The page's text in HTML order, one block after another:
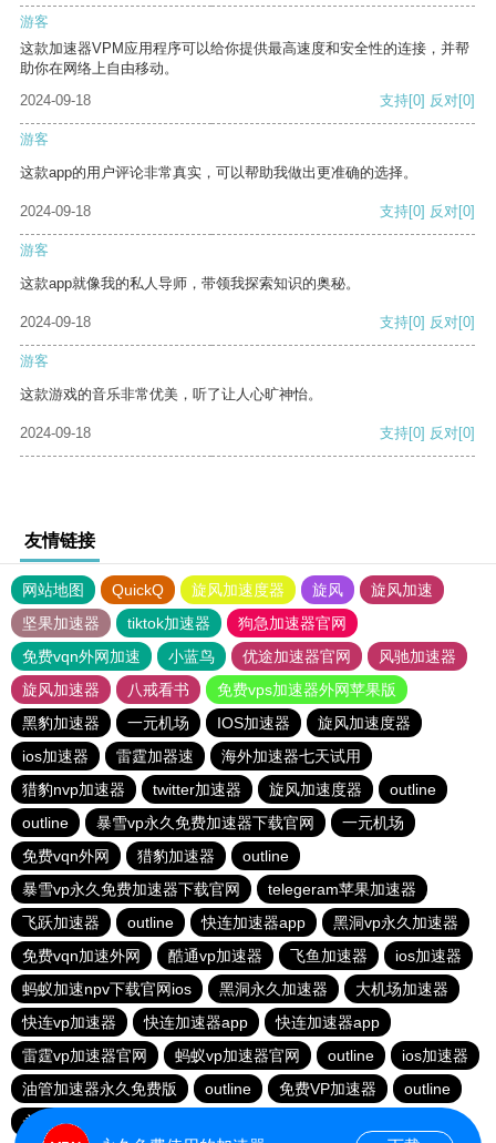
游客
这款加速器VPM应用程序可以给你提供最高速度和安全性的连接，并帮
助你在网络上自由移动。
2024-09-18
支持[0] 反对[0]
游客
这款app的用户评论非常真实，可以帮助我做出更准确的选择。
2024-09-18 支持[0] 反对[0]
游客
这款app就像我的私人导师，带领我探索知识的奥秘。
2024-09-18 支持[0] 反对[0]
游客
这款游戏的音乐非常优美，听了让人心旷神怡。
2024-09-18 支持[0] 反对[0]
友情链接
网站地图 QuickQ 旋风加速度器 旋风
旋风加速
坚果加速器
tiktok加速器
狗急加速器官网
免费vqn外网加速
小蓝鸟 优途加速器官网
风驰加速器
旋风加速器
八戒看书
免费vps加速器外网苹果版
黑豹加速器
一元机场 IOS加速器
旋风加速度器
ios加速器
雷霆加器速
海外加速器七天试用
猎豹nvp加速器
twitter加速器 旋风加速度器
outline
outline
暴雪vp永久免费加速器下载官网
一元机场
免费vqn外网
猎豹加速器
outline
暴雪vp永久免费加速器下载官网
telegeram苹果加速器
飞跃加速器
outline 快连加速器app
黑洞vp永久加速器
免费vqn加速外网
酷通vp加速器 飞鱼加速器
ios加速器
蚂蚁加速npv下载官网ios
黑洞永久加速器
大机场加速器
快连vp加速器
快连加速器app
快连加速器app
雷霆vp加速器官网
蚂蚁vp加速器官网 outline
ios加速器
油管加速器永久免费版
outline 免费VP加速器
outline
永久免费vqn加速外网